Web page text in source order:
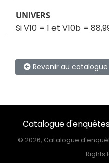
UNIVERS
Si V10 = 1 et V10b =
Revenir au catalogue
Catalogue
© 2026, Catalogue
Rights